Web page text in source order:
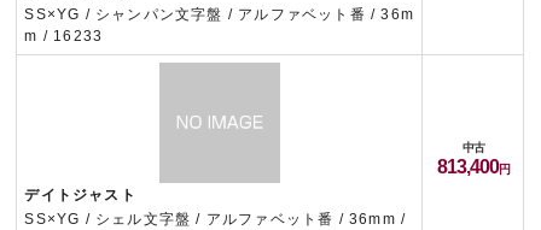
SS×YG / シャンパン文字盤 / アルファベット番 / 36m
m / 16233
デイトジャスト
SS×YG / シェル文字盤 / アルファベット番 / 36mm /
中古
813,400